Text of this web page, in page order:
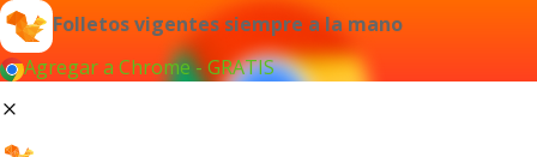
Folletos vigentes siempre a la mano
Agregar a Chrome - GRATIS